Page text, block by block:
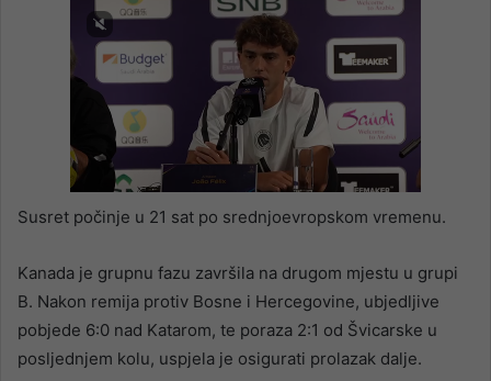
Susret počinje u 21 sat po srednjoevropskom vremenu.
Kanada je grupnu fazu završila na drugom mjestu u grupi
B. Nakon remija protiv Bosne i Hercegovine, ubjedljive
pobjede 6:0 nad Katarom, te poraza 2:1 od Švicarske u
posljednjem kolu, uspjela je osigurati prolazak dalje.